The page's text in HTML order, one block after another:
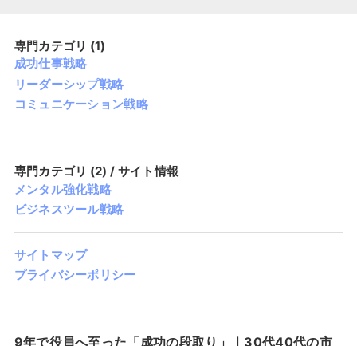
専門カテゴリ (1)
成功仕事戦略
リーダーシップ戦略
コミュニケーション戦略
専門カテゴリ (2) / サイト情報
メンタル強化戦略
ビジネスツール戦略
サイトマップ
プライバシーポリシー
9年で役員へ至った「成功の段取り」｜30代40代の市